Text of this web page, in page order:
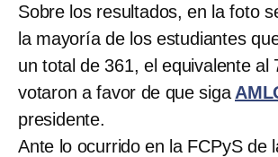
Sobre los resultados, en la foto
la mayoría de los estudiantes
un total de 361, el equivalente al
votaron a favor de que siga
presidente.
Ante lo ocurrido en la FCPyS de